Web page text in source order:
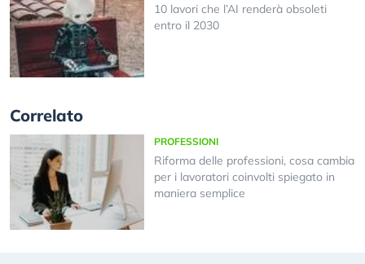
10 lavori che l’AI renderà obsoleti
entro il 2030
Correlato
PROFESSIONI
Riforma delle professioni, cosa cambia
per i lavoratori coinvolti spiegato in
maniera semplice